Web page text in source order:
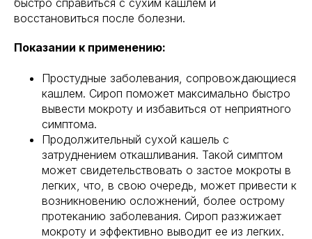
восстановиться после болезни.
Показании к применению:
Простудные заболевания, сопровождающиеся
кашлем. Сироп поможет максимально быстро
вывести мокроту и избавиться от неприятного
симптома.
Продолжительный сухой кашель с
затруднением откашливания. Такой симптом
может свидетельствовать о застое мокроты в
легких, что, в свою очередь, может привести к
возникновению осложнений, более острому
протеканию заболевания. Сироп разжижает
мокроту и эффективно выводит ее из легких.